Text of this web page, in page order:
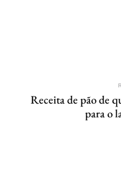
Receita de pão de
para o